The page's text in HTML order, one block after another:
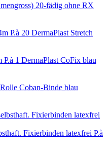
20-fädig ohne RX
DermaPlast Stretch
DermaPlast CoFix blau
Coban-Binde blau
Fixierbinden latexfrei P.à